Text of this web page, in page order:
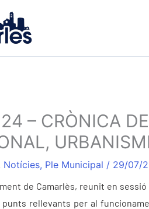
– CRÒNICA
Notícies, Ple Municipal / 29/07/
de Camarlès, reunit en
rellevants per al